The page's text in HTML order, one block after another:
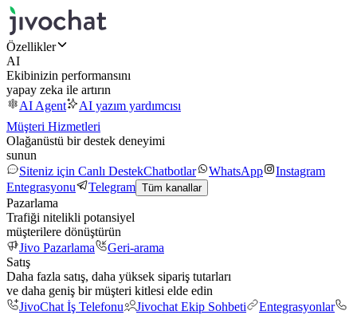
Özellikler
AI
Ekibinizin performansını
yapay zeka ile artırın
AI Agent
AI yazım yardımcısı
Müşteri Hizmetleri
Olağanüstü bir destek deneyimi
sunun
Siteniz için Canlı DestekChatbotlar WhatsApp
Instagram
Entegrasyonu
Telegram Tüm kanallar
Pazarlama
Trafiği nitelikli potansiyel
müşterilere dönüştürün
Jivo Pazarlama
Geri-arama
Satış
Daha fazla satış, daha yüksek sipariş tutarları
ve daha geniş bir müşteri kitlesi elde edin
JivoChat İş Telefonu
Jivochat Ekip Sohbeti
Entegrasyonlar